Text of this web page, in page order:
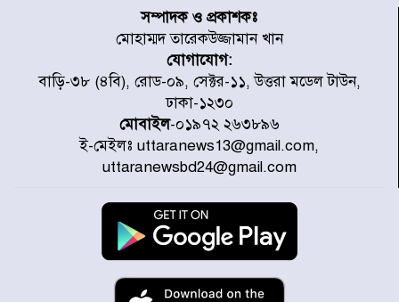
চূড়ান্ত পর্যায়ে : ইরান
প্রত্যেক অপরাধীর বিচার এ দেশেই
হবে, সে যত শক্তিশালীই হোক না কেন,
চট্টগ্রামে জুলাই গণঅভ্যুত্থান দিবসে
প্রতিমন্ত্রী মীর হেলাল
আগামী ৫ দিন বৃষ্টির আভাস
হাসিনার বক্তব্য প্রচারে ভারতের সমর্থন
সম্পাদক ও প্রকাশকঃ
মোহাম্মদ তারেকউজ্জামান খান
যোগাযোগ:
বাড়ি-৩৮ (৪বি), রোড-০৯, সেক্টর-১১, উত্তরা মডেল টাউন,
ঢাকা-১২৩০
মোবাইল-০১৯৭২ ২৬৩৮৯৬
ই-মেইলঃ uttaranews13@gmail.com,
uttaranewsbd24@gmail.com